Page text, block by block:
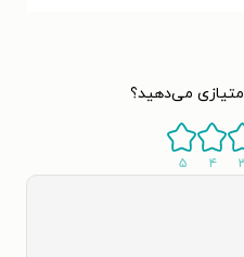
می‌دهید؟
۴ ۵